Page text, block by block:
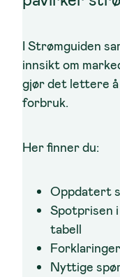
I Strømguiden
innsikt om
gjør det lettere
forbruk.
Her finner du:
Oppdatert
Spotprisen
tabell
Nyttige